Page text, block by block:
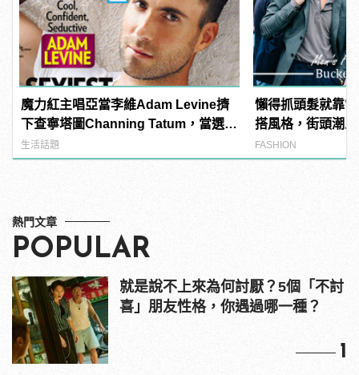
魔力紅主唱亞當李維Adam Levine擠
下查寧塔圖Channing Tatum，當選
《PEOPLE》時人雜誌2013年最性感
男人！
生活話題
懶得抓頭髮就靠
搭風格，街頭潮
FASHION
熱門文章
POPULAR
就是說不上來為何討厭？5個「不討
喜」朋友性格，你遇過哪一種？
1